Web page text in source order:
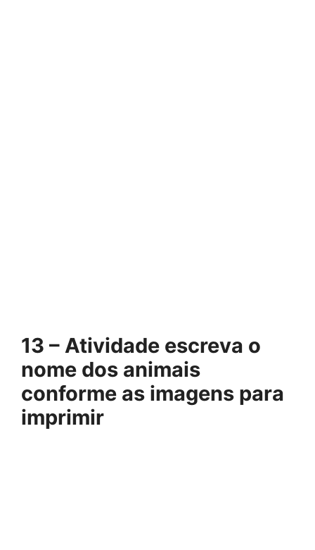
13 – Atividade escreva o
nome dos animais
conforme as imagens para
imprimir